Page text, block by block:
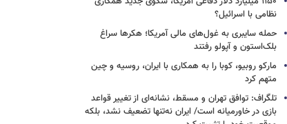
نظامی با اسرائیل؟
حمله سایبری به غول‌های مالی آمریکا؛ هکرها سراغ
بلک‌استون و آپولو رفتند
مارکو روبیو، کوبا را به همکاری با ایران، روسیه و چین
متهم کرد
تلگراف: توافق تهران و مسقط، نشانه‌ای از تغییر قواعد
بازی در خاورمیانه است/ ایران نه‌تنها تضعیف نشد، بلکه